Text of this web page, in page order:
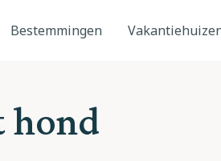
Bestemmingen